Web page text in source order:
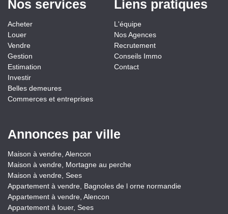
Nos services
Acheter
Louer
Vendre
Gestion
Estimation
Investir
Belles demeures
Commerces et entreprises
Liens pratiques
L'équipe
Nos Agences
Recrutement
Conseils Immo
Contact
Annonces par ville
Maison à vendre, Alencon
Maison à vendre, Mortagne au perche
Maison à vendre, Sees
Appartement à vendre, Bagnoles de l orne normandie
Appartement à vendre, Alencon
Appartement à louer, Sees